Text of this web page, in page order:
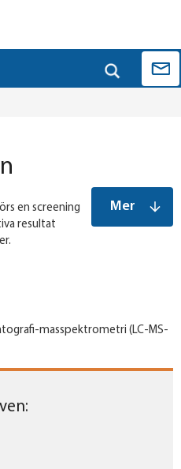
Mer
en screening
resultat
masspektrometri (LC-MS-